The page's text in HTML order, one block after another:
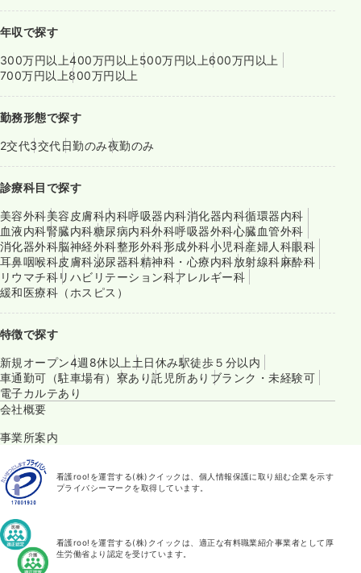
年収で探す
300万円以上400万円以上 500万円以上600万円以上
700万円以上800万円以上
勤務形態で探す
2交代3交代日勤のみ夜勤のみ
診療科目で探す
美容外科美容皮膚科内科呼吸器内科消化器内科循環器内科
血液内科腎臓内科糖尿病内科外科呼吸器外科心臓血管外科
消化器外科脳神経外科整形外科形成外科小児科産婦人科眼科
耳鼻咽喉科皮膚科泌尿器科精神科・心療内科放射線科麻酔科
リウマチ科リハビリテーション科アレルギー科
緩和医療科（ホスピス）
特徴で探す
新規オープン4週8休以上 土日休み駅徒歩５分以内
車通勤可（駐車場有） 寮あり託児所あり ブランク・未経験可
電子カルテあり
会社概要
事業所案内
看護roo!を運営する(株)クイックは、個人情報保護に取り組む企業を示す
プライバシーマークを取得しています。
看護roo!を運営する(株)クイックは、適正な有料職業紹介事業者として厚
生労働省より認定を受けています。